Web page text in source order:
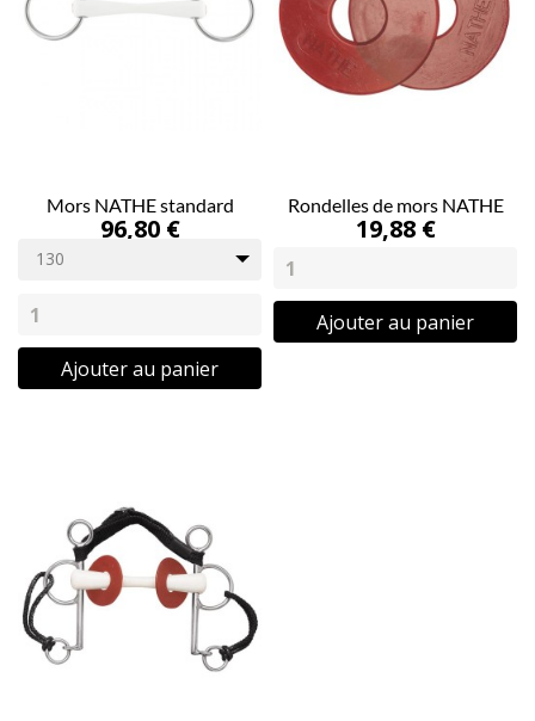
Mors NATHE standard
96,80 €
130
Ajouter au panier
Rondelles de mors NATHE
19,88 €
Ajouter au panier